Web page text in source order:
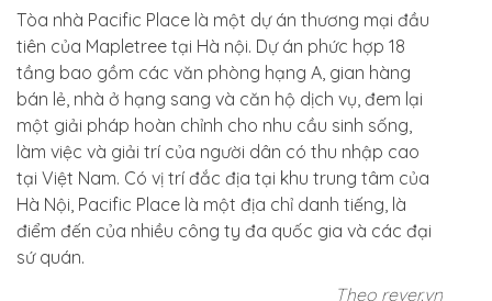
Tòa nhà Pacific Place là một dự án thương mại đầu
tiên của Mapletree tại Hà nội. Dự án phức hợp 18
tầng bao gồm các văn phòng hạng A, gian hàng
bán lẻ, nhà ở hạng sang và căn hộ dịch vụ, đem lại
một giải pháp hoàn chỉnh cho nhu cầu sinh sống,
làm việc và giải trí của người dân có thu nhập cao
tại Việt Nam. Có vị trí đắc địa tại khu trung tâm của
Hà Nội, Pacific Place là một địa chỉ danh tiếng, là
điểm đến của nhiều công ty đa quốc gia và các đại
sứ quán.
Theo rever.vn